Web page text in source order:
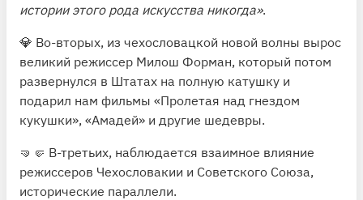
истории этого рода искусства никогда».
💎 Во-вторых, из чехословацкой новой волны вырос
великий режиссер Милош Форман, который потом
развернулся в Штатах на полную катушку и
подарил нам фильмы «Пролетая над гнездом
кукушки», «Амадей» и другие шедевры.
🤜🤛 В-третьих, наблюдается взаимное влияние
режиссеров Чехословакии и Советского Союза,
исторические параллели.